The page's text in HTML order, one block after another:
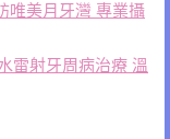
唯美月牙灣 專業攝
雷射牙周病治療 溫